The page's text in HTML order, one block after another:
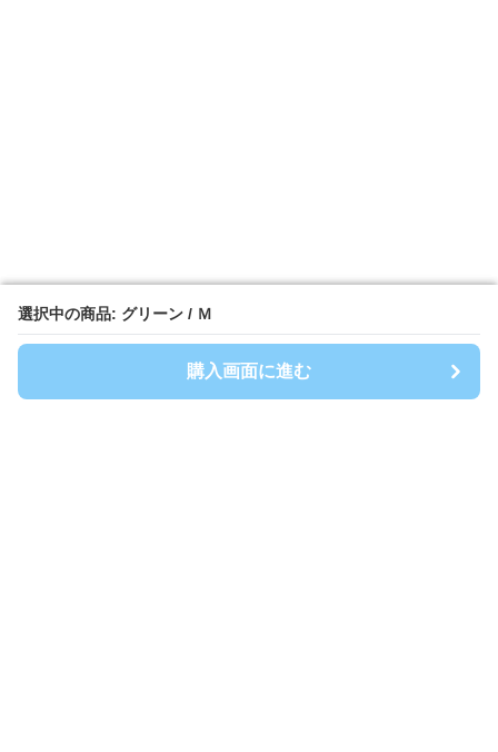
選択中の商品: グリーン / Ｍ
購入画面に進む
選択中の商品: グリーン / Ｍ
購入画面に進む